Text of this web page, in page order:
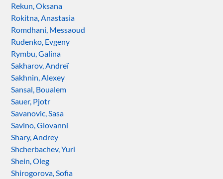
Rekun, Oksana
Rokitna, Anastasia
Romdhani, Messaoud
Rudenko, Evgeny
Rymbu, Galina
Sakharov, Andreï
Sakhnin, Alexey
Sansal, Boualem
Sauer, Pjotr
Savanovic, Sasa
Savino, Giovanni
Shary, Andrey
Shcherbachev, Yuri
Shein, Oleg
Shirogorova, Sofia